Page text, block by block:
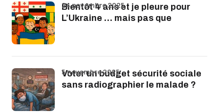
Bientôt 4 ans et je pleure pour
L’Ukraine … mais pas que
24 novembre 2025
Voter un budget sécurité sociale
sans radiographier le malade ?
5 novembre 2025